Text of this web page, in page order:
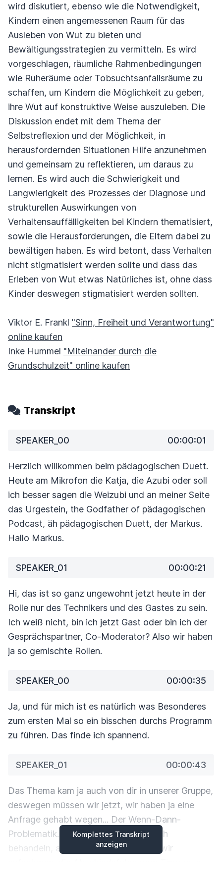
wird diskutiert, ebenso wie die Notwendigkeit,
Kindern einen angemessenen Raum für das
Ausleben von Wut zu bieten und
Bewältigungsstrategien zu vermitteln. Es wird
vorgeschlagen, räumliche Rahmenbedingungen
wie Ruheräume oder Tobsuchtsanfallsräume zu
schaffen, um Kindern die Möglichkeit zu geben,
ihre Wut auf konstruktive Weise auszuleben. Die
Diskussion endet mit dem Thema der
Selbstreflexion und der Möglichkeit, in
herausfordernden Situationen Hilfe anzunehmen
und gemeinsam zu reflektieren, um daraus zu
lernen. Es wird auch die Schwierigkeit und
Langwierigkeit des Prozesses der Diagnose und
strukturellen Auswirkungen von
Verhaltensauffälligkeiten bei Kindern thematisiert,
sowie die Herausforderungen, die Eltern dabei zu
bewältigen haben. Es wird betont, dass Verhalten
nicht stigmatisiert werden sollte und dass das
Erleben von Wut etwas Natürliches ist, ohne dass
Kinder deswegen stigmatisiert werden sollten.
Viktor E. Frankl "Sinn, Freiheit und Verantwortung"
online kaufen
Inke Hummel "Miteinander durch die
Grundschulzeit" online kaufen
Transkript
Komplettes Transkript
anzeigen
SPEAKER_00 00:00:01
Herzlich willkommen beim pädagogischen Duett.
Heute am Mikrofon die Katja, die Azubi oder soll
ich besser sagen die Weizubi und an meiner Seite
das Urgestein, the Godfather of pädagogischen
Podcast, äh pädagogischen Duett, der Markus.
Hallo Markus.
SPEAKER_01 00:00:21
Hi, das ist so ganz ungewohnt jetzt heute in der
Rolle nur des Technikers und des Gastes zu sein.
Ich weiß nicht, bin ich jetzt Gast oder bin ich der
Gesprächspartner, Co-Moderator? Also wir haben
ja so gemischte Rollen.
SPEAKER_00 00:00:35
Ja, und für mich ist es natürlich was Besonderes
zum ersten Mal so ein bisschen durchs Programm
zu führen. Das finde ich spannend.
SPEAKER_01 00:00:43
Das Thema kam ja auch von dir in unserer Gruppe,
deswegen müssen wir jetzt, wir haben ja eine
Anfrage gehabt wegen... Der Wenn-Dann-
Problematik. Wir werden die auch noch
behandeln, aber jetzt kam heute, wo wir